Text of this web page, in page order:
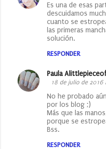
Es una de esas
descuidamos
cuanto se
las primeras
solución.
RESPONDER
Paula
18 de julio de 2016
No he probado
por los blog ;)
Más que las
porque se
Bss.
RESPONDER